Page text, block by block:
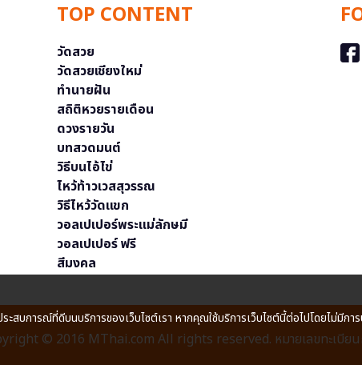
TOP CONTENT
วัดสวย
วัดสวยเชียงใหม่
ทำนายฝัน
สถิติหวยรายเดือน
ดวงรายวัน
บทสวดมนต์
วิธีบนไอ้ไข่
ไหว้ท้าวเวสสุวรรณ
วิธีไหว้วัดแขก
วอลเปเปอร์พระแม่ลักษมี
วอลเปเปอร์ ฟรี
สีมงคล
© 2016 MThai.com All rights reserved. หมายเลขทะเบีย
สบการณ์ที่ดีบนบริการของเว็บไซต์เรา หากคุณใช้บริการเว็บไซต์นี้ต่อไปโดยไม่มีก